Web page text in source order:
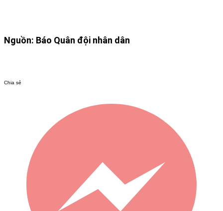
Nguồn: Báo Quân đội nhân dân
Chia sẻ